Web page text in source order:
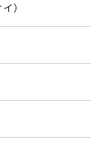
）